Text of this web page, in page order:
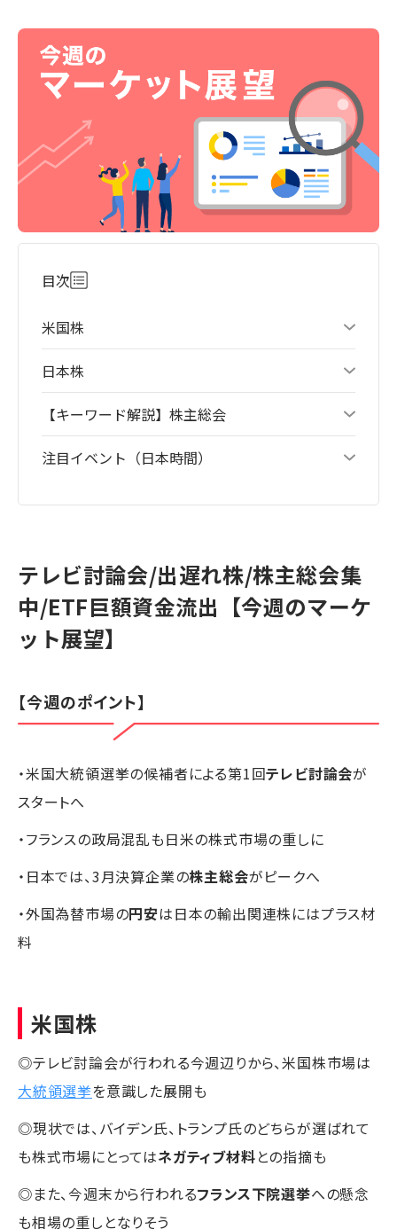
目次
米国株
日本株
【キーワード解説】株主総会
注目イベント（日本時間）
テレビ討論会/出遅れ株/株主総会集
中/ETF巨額資金流出【今週のマーケ
ット展望】
【今週のポイント】
・米国大統領選挙の候補者による第1回テレビ討論会が
スタートへ
・フランスの政局混乱も日米の株式市場の重しに
・日本では、3月決算企業の株主総会がピークへ
・外国為替市場の円安は日本の輸出関連株にはプラス材
料
米国株
◎テレビ討論会が行われる今週辺りから、米国株市場は
大統領選挙を意識した展開も
◎現状では、バイデン氏、トランプ氏のどちらが選ばれて
も株式市場にとってはネガティブ材料との指摘も
◎また、今週末から行われるフランス下院選挙への懸念
も相場の重しとなりそう